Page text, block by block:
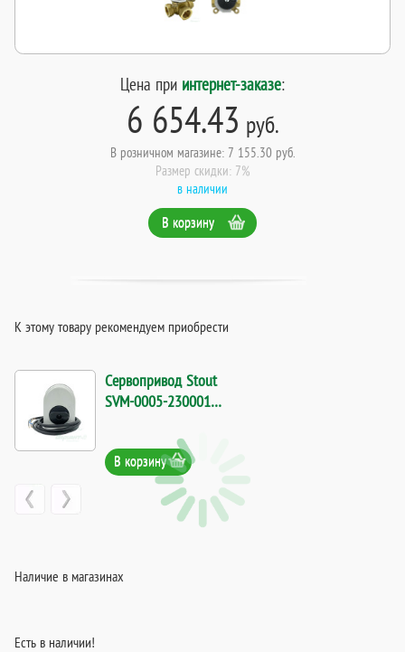
Цена при интернет-заказе:
6 654.43 руб.
В розничном магазине: 7 155.30 руб.
Размер скидки: 7%
в наличии
В корзину
К этому товару рекомендуем приобрести
Сервопривод Stout
SVM-0005-230001
В корзину
Наличие в магазинах
Есть в наличии!